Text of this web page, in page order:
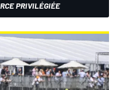
PRIVILÉGIÉE